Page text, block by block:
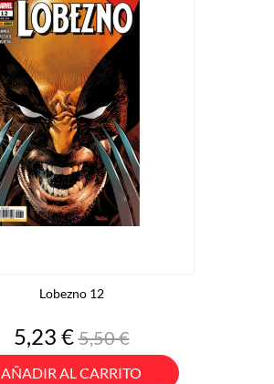
Lobezno 12
Precio
5,23 €Precio
base
5,50 €
AÑADIR AL CARRITO